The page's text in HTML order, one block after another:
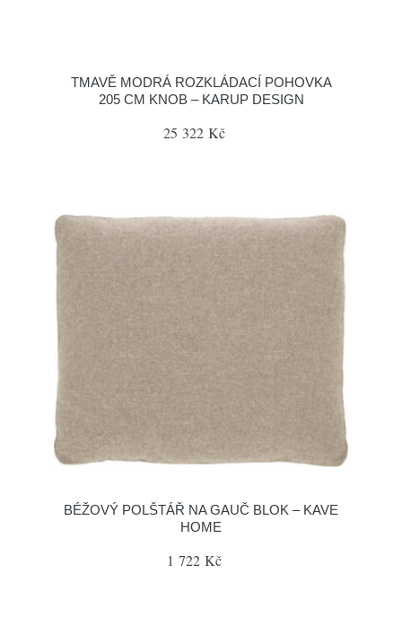
TMAVĚ MODRÁ ROZKLÁDACÍ POHOVKA
205 CM KNOB – KARUP DESIGN
25 322 Kč
BÉŽOVÝ POLŠTÁŘ NA GAUČ BLOK – KAVE
HOME
1 722 Kč